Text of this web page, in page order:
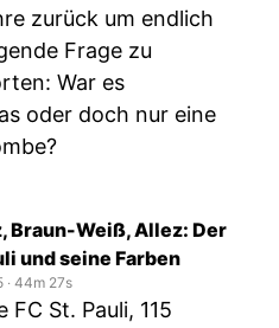
zurück um endlich
Frage zu
War es
oder doch nur eine
Braun-Weiß, Allez: Der
und seine Farben
‧ 44m 27s
FC St. Pauli, 115